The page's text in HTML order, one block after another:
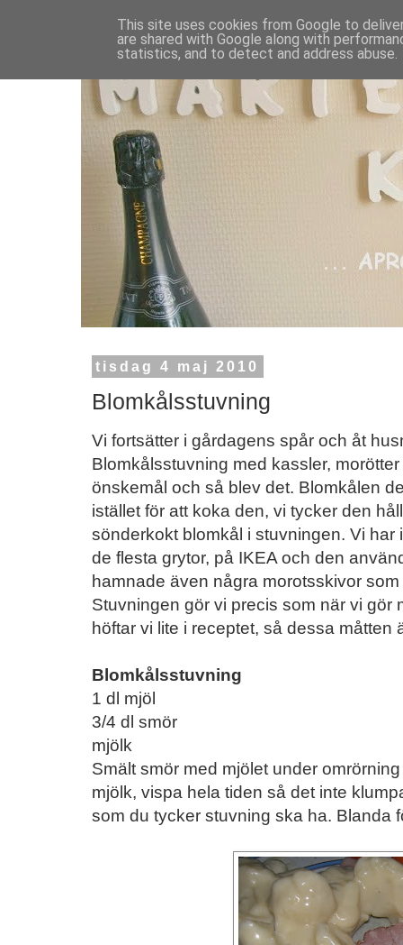
tisdag 4 maj 2010
Blomkålsstuvning
Vi fortsätter i gårdagens spår och åt
Blomkålsstuvning med kassler,
önskemål och så blev det. Blomkålen
istället för att koka den, vi tycker den
sönderkokt blomkål i stuvningen. Vi
de flesta grytor, på IKEA och den
hamnade även några morotsskivor
Stuvningen gör vi precis som när vi gör
höftar vi lite i receptet, så dessa måtten
Blomkålsstuvning
1 dl mjöl
3/4 dl smör
mjölk
Smält smör med mjölet under
mjölk, vispa hela tiden så det inte
som du tycker stuvning ska ha. Blanda
This site uses cookies from Google to
are shared with Google along with
statistics, and to detect and address abuse.